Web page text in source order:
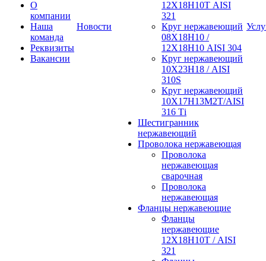
О
компании
Наша
команда
Реквизиты
Вакансии
Новости
12Х18Н10Т AISI
321
Круг нержавеющий
08Х18Н10 /
12Х18Н10 AISI 304
Круг нержавеющий
10Х23Н18 / AISI
310S
Круг нержавеющий
10Х17Н13М2Т/AISI
316 Тi
Шестигранник
нержавеющий
Проволока нержавеющая
Проволока
нержавеющая
сварочная
Проволока
нержавеющая
Фланцы нержавеющие
Фланцы
нержавеющие
12Х18Н10Т / AISI
321